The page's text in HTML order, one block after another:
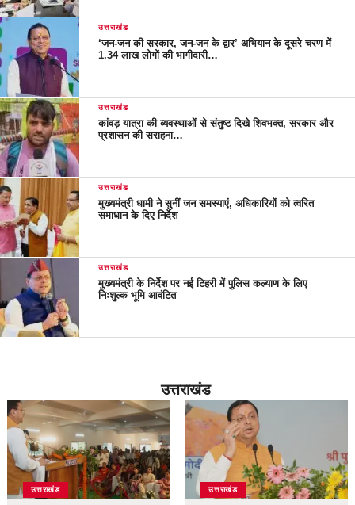
उत्तराखंड
‘जन-जन की सरकार, जन-जन के द्वार’ अभियान के दूसरे चरण में
1.34 लाख लोगों की भागीदारी…
उत्तराखंड
कांवड़ यात्रा की व्यवस्थाओं से संतुष्ट दिखे शिवभक्त, सरकार और
प्रशासन की सराहना…
उत्तराखंड
मुख्यमंत्री धामी ने सुनीं जन समस्याएं, अधिकारियों को त्वरित
समाधान के दिए निर्देश
उत्तराखंड
मुख्यमंत्री के निर्देश पर नई टिहरी में पुलिस कल्याण के लिए
निःशुल्क भूमि आवंटित
उत्तराखंड
उत्तराखंड उत्तराखंड